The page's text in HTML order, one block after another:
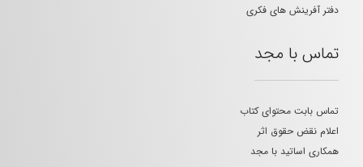
دفتر آفرینش های فکری
تماس با مجد
تماس بابت محتوای کتاب
اعلام نقض حقوق اثر
همکاری اساتید با مجد